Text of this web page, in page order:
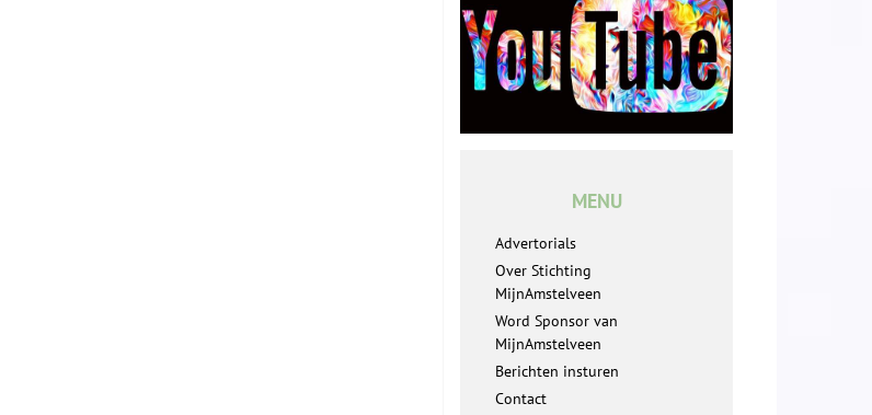
MENU
Advertorials
Over Stichting
MijnAmstelveen
Word Sponsor van
MijnAmstelveen
Berichten insturen
Contact